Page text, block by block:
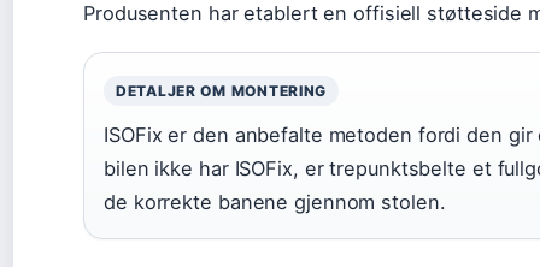
Produsenten har etablert en offisiell støtteside
DETALJER OM MONTERING
ISOFix er den anbefalte metoden fordi den
bilen ikke har ISOFix, er trepunktsbelte et
de korrekte banene gjennom stolen.